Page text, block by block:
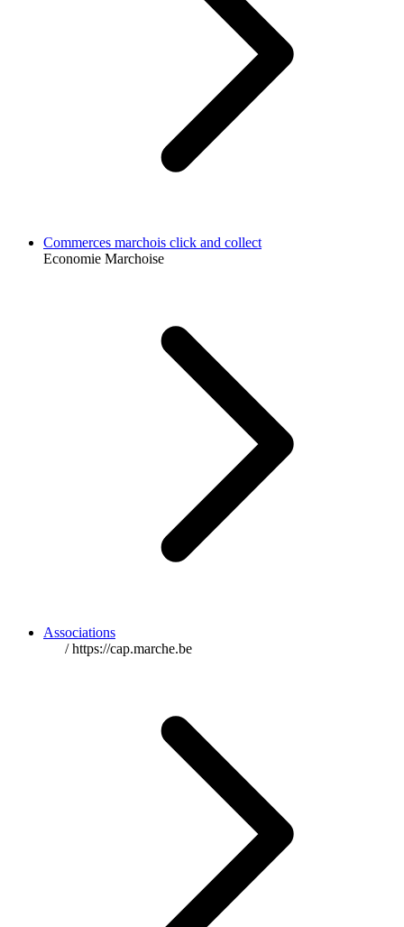
Commerces marchois click and collect
Economie Marchoise
Associations
/ https://cap.marche.be